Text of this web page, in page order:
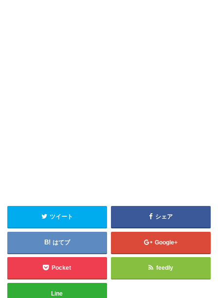
ツイート シェア
はてブ Google+
Pocket feedly
Line